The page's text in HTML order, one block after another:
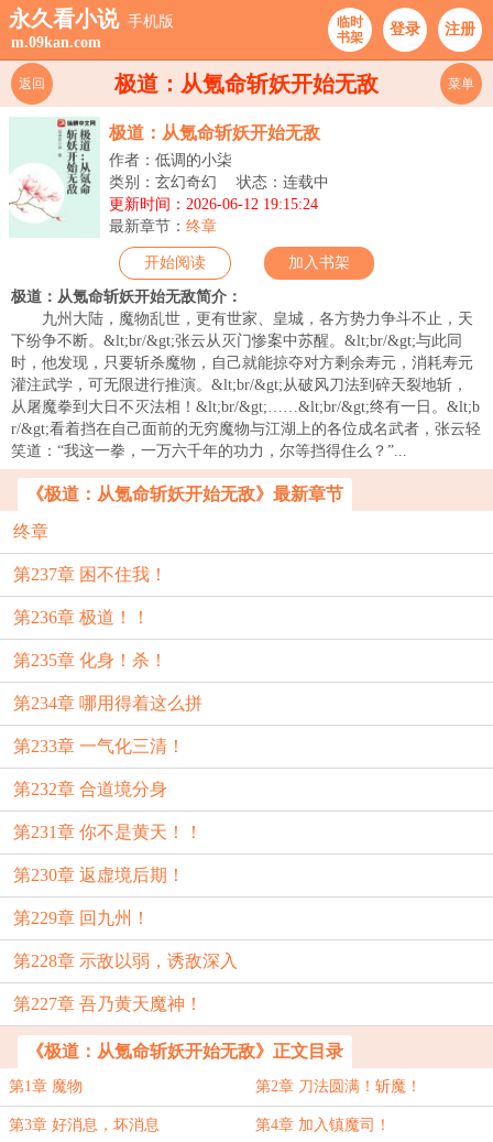
永久看小说 手机版
m.09kan.com
临时
书架
登录 注册
极道：从氪命斩妖开始无敌
返回 菜单
极道：从氪命斩妖开始无敌
作者：低调的小柒
类别：玄幻奇幻
状态：连载中
更新时间：2026-06-12 19:15:24
最新章节： 终章
开始阅读 加入书架
极道：从氪命斩妖开始无敌简介：
九州大陆，魔物乱世，更有世家、皇城，各方势力争斗不止，天
下纷争不断。&lt;br/&gt;张云从灭门惨案中苏醒。&lt;br/&gt;与此同
时，他发现，只要斩杀魔物，自己就能掠夺对方剩余寿元，消耗寿元
灌注武学，可无限进行推演。&lt;br/&gt;从破风刀法到碎天裂地斩，
从屠魔拳到大日不灭法相！&lt;br/&gt;……&lt;br/&gt;终有一日。&lt;b
r/&gt;看着挡在自己面前的无穷魔物与江湖上的各位成名武者，张云轻
笑道：“我这一拳，一万六千年的功力，尔等挡得住么？”...
《极道：从氪命斩妖开始无敌》最新章节
终章
第237章 困不住我！
第236章 极道！！
第235章 化身！杀！
第234章 哪用得着这么拼
第233章 一气化三清！
第232章 合道境分身
第231章 你不是黄天！！
第230章 返虚境后期！
第229章 回九州！
第228章 示敌以弱，诱敌深入
第227章 吾乃黄天魔神！
《极道：从氪命斩妖开始无敌》正文目录
第1章 魔物 第2章 刀法圆满！斩魔！
第3章 好消息，坏消息 第4章 加入镇魔司！